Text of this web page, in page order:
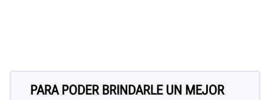
PARA PODER BRINDARLE UN MEJOR